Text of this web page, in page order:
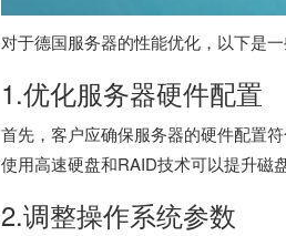
对于德国服务器的性能优化，以下是
1.优化服务器硬件配置
首先，客户应确保服务器的硬件配置
使用高速硬盘和RAID技术可以提升磁
2.调整操作系统参数